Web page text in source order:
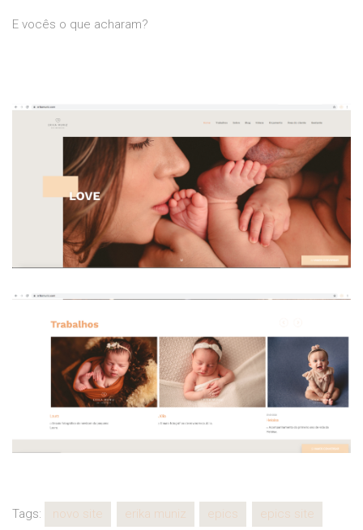
E vocês o que acharam?
Tags: novo site erika muniz epics epics site